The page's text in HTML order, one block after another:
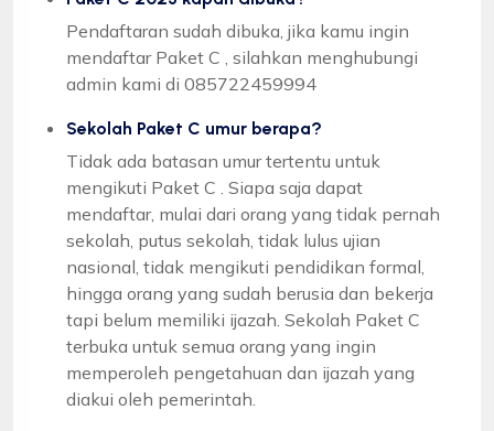
Pendaftaran sudah dibuka, jika kamu ingin
mendaftar Paket C , silahkan menghubungi
admin kami di 085722459994
Sekolah Paket C umur berapa?
Tidak ada batasan umur tertentu untuk
mengikuti Paket C . Siapa saja dapat
mendaftar, mulai dari orang yang tidak pernah
sekolah, putus sekolah, tidak lulus ujian
nasional, tidak mengikuti pendidikan formal,
hingga orang yang sudah berusia dan bekerja
tapi belum memiliki ijazah. Sekolah Paket C
terbuka untuk semua orang yang ingin
memperoleh pengetahuan dan ijazah yang
diakui oleh pemerintah.